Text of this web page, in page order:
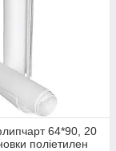
64*90, 20
поліетилен